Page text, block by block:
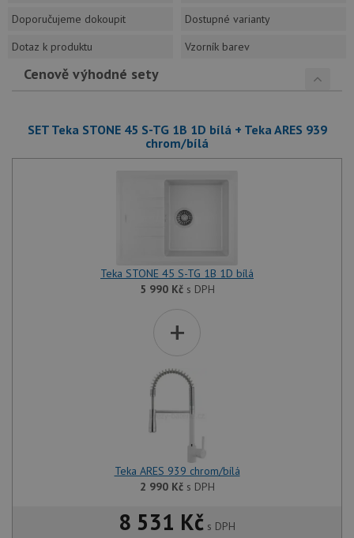
Doporučujeme dokoupit
Dostupné varianty
Dotaz k produktu
Vzorník barev
Cenově výhodné sety
SET Teka STONE 45 S-TG 1B 1D bílá + Teka ARES 939
chrom/bílá
Teka STONE 45 S-TG 1B 1D bílá
5 990 Kčs DPH
+
Teka ARES 939 chrom/bílá
2 990 Kčs DPH
8 531 Kč s DPH